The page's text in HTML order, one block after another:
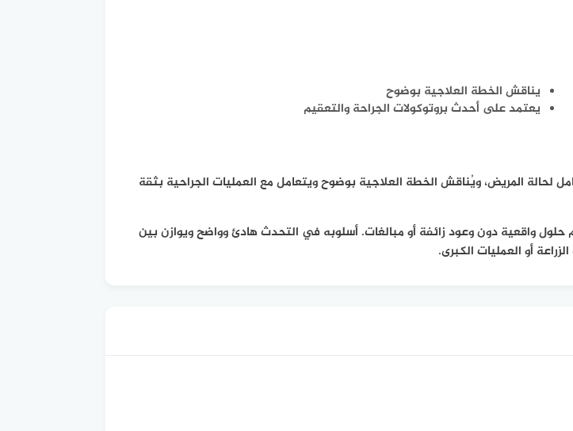
يناقش الخطة العلاجية بوضوح
يعتمد على أحدث بروتوكولات الجراحة والتعقيم
لحالة المريض، ويُناقش الخطة العلاجية بوضوح ويتعامل مع العمليات الجراحية بثقة
واقعية دون وعود زائفة أو مبالغات. أسلوبه في التحدث هادئ وواضح ويوازن بين
أو العمليات الكبرى.